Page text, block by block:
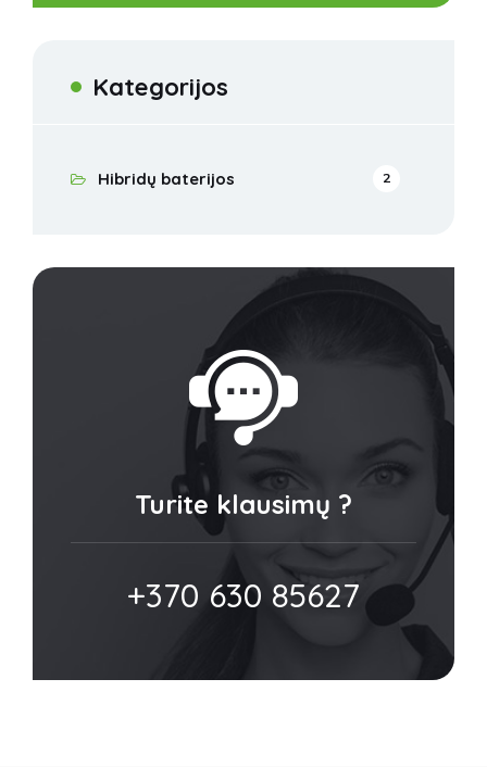
Kategorijos
Hibridų baterijos 2
Turite klausimų ?
+370 630 85627